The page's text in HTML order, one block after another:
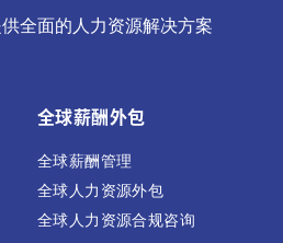
全面的人力资源解决方案
全球薪酬外包
全球薪酬管理
全球人力资源外包
全球人力资源合规咨询